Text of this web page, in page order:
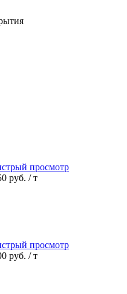
просмотр
руб. / т
просмотр
руб. / т